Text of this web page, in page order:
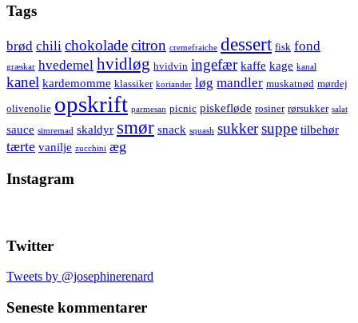
sidebar
Header
Wrapper
Tags
brød chili chokoladecitron cremefraiche dessert fisk fond
græskar hvedemel hvidløg hvidvin ingefær kaffe kage kanal
kanel kardemomme klassiker koriander løg mandler muskatnød mørdej
olivenolie opskrift parmesan picnic piskefløde rosiner rørsukker salat
sauce simremad skaldyr smør snack squash sukkersuppe tilbehør
tærte vanilje zucchini æg
Instagram
Twitter
Tweets by @josephinerenard
Seneste kommentarer